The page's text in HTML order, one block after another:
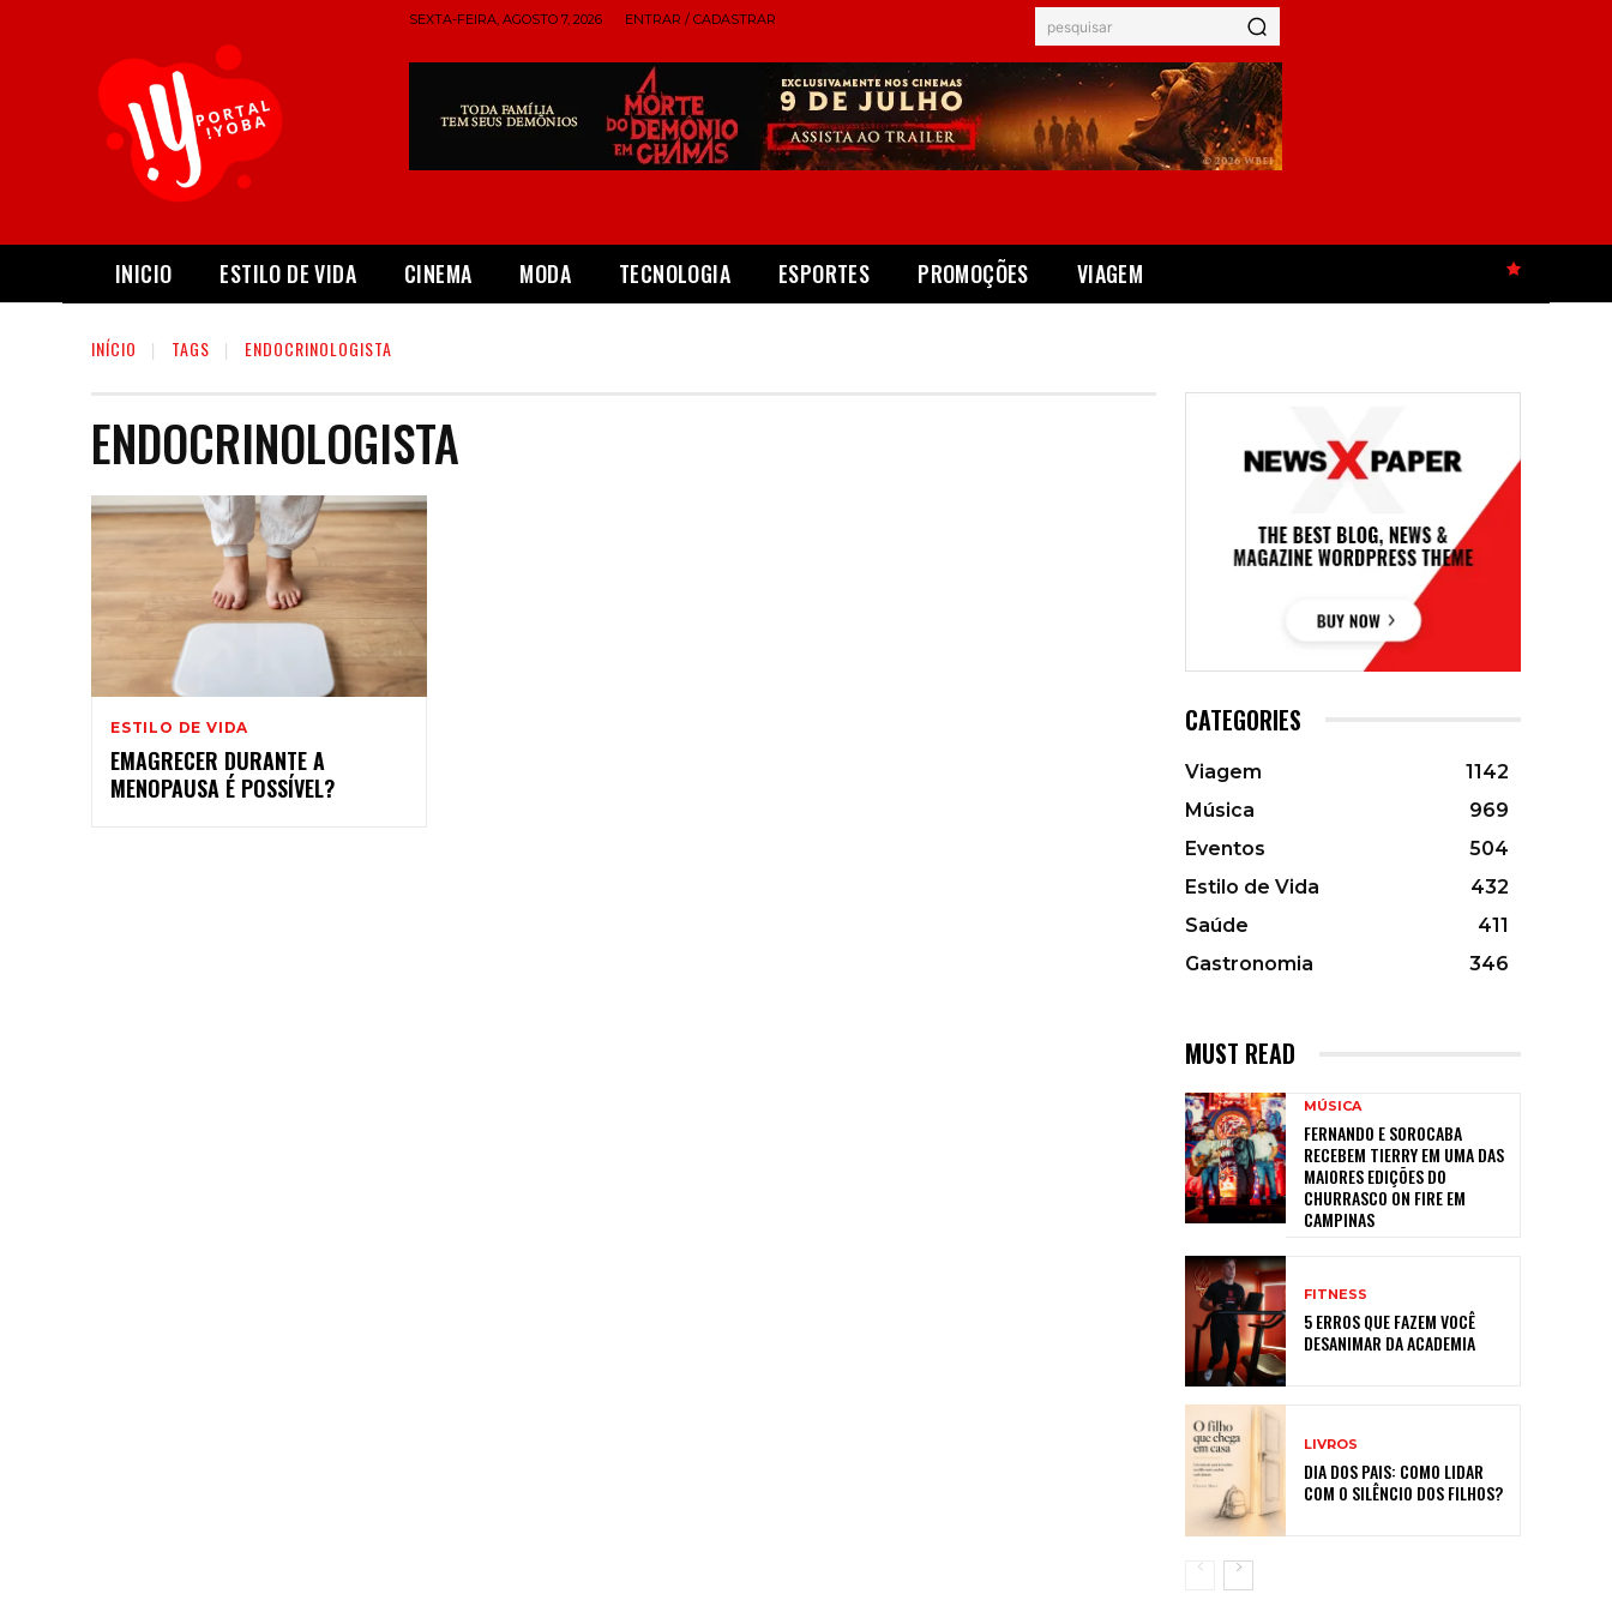
SEXTA-FEIRA, AGOSTO 7, 2026 ENTRAR / CADASTRAR pesquisar
INICIO ESTILO DE VIDA CINEMA MODA TECNOLOGIA ESPORTES PROMOÇÕES VIAGEM
INÍCIO TAGS ENDOCRINOLOGISTA
ENDOCRINOLOGISTA
ESTILO DE VIDA
EMAGRECER DURANTE A
MENOPAUSA É POSSÍVEL?
CATEGORIES
Viagem
1142
Música
969
Eventos
504
Estilo de Vida
432
Saúde
411
Gastronomia
346
MUST READ
MÚSICA
FERNANDO E SOROCABA
RECEBEM TIERRY EM UMA DAS
MAIORES EDIÇÕES DO
CHURRASCO ON FIRE EM
CAMPINAS
FITNESS
5 ERROS QUE FAZEM VOCÊ
DESANIMAR DA ACADEMIA
LIVROS
DIA DOS PAIS: COMO LIDAR
COM O SILÊNCIO DOS FILHOS?